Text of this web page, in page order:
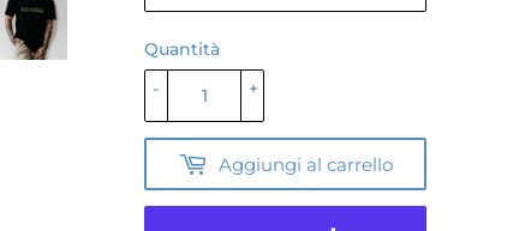
Quantità
+
-
Aggiungi al carrello